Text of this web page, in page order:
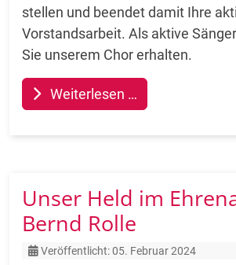
stellen und beendet damit Ihre
Vorstandsarbeit. Als aktive
Sie unserem Chor erhalten.
Weiterlesen …
Unser Held im
Bernd Rolle
Details
Veröffentlicht: 05. Februar 2024